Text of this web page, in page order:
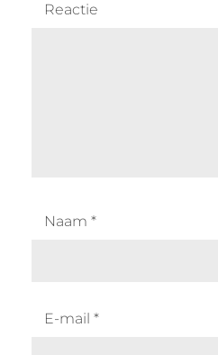
Reactie
Naam *
E-mail *